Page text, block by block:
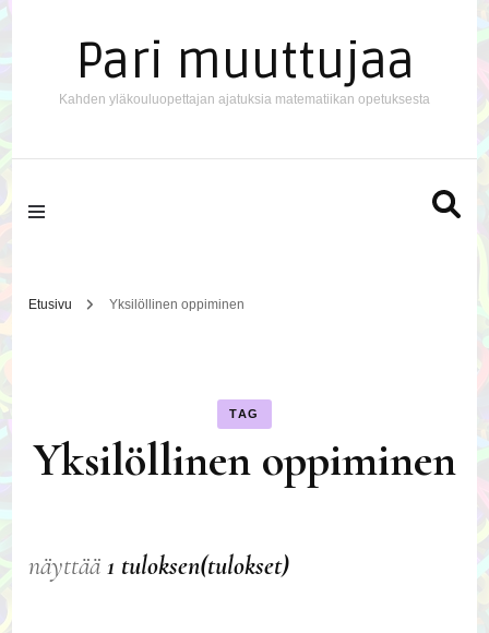
Pari muuttujaa
Kahden yläkouluopettajan ajatuksia matematiikan opetuksesta
Etusivu Yksilöllinen oppiminen
TAG
Yksilöllinen oppiminen
näyttää1 tuloksen(tulokset)